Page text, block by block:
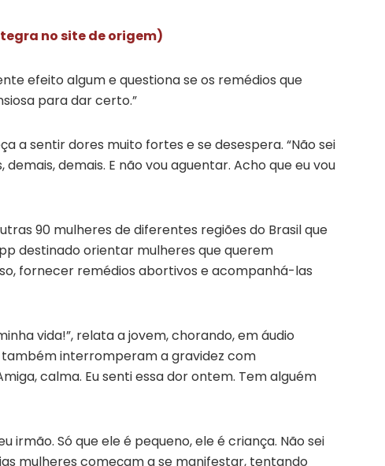
no site de origem)
efeito algum e questiona se os remédios que
para dar certo.”
a sentir dores muito fortes e se desespera. “Não sei
demais. E não vou aguentar. Acho que eu vou
90 mulheres de diferentes regiões do Brasil que
destinado orientar mulheres que querem
fornecer remédios abortivos e acompanhá-las
vida!”, relata a jovem, chorando, em áudio
interromperam a gravidez com
calma. Eu senti essa dor ontem. Tem alguém
irmão. Só que ele é pequeno, ele é criança. Não sei
mulheres começam a se manifestar, tentando